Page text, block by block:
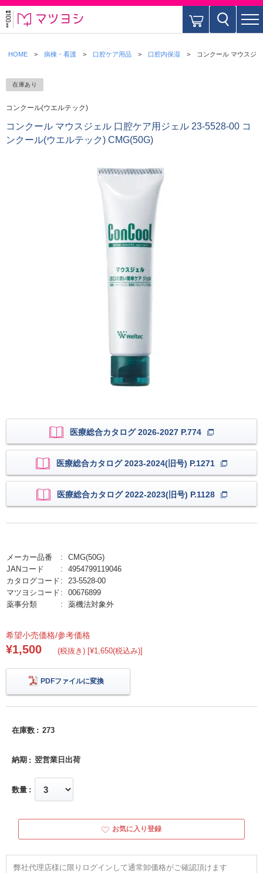
HOME 病棟・看護 口腔ケア用品 口腔内保湿 コンクール マウスジ
在庫あり
コンクール(ウエルテック)
コンクール マウスジェル 口腔ケア用ジェル 23-5528-00 コ
ンクール(ウエルテック) CMG(50G)
医療総合カタログ 2026-2027 P.774
医療総合カタログ 2023-2024(旧号) P.1271
医療総合カタログ 2022-2023(旧号) P.1128
メーカー品番
CMG(50G)
JANコード
4954799119046
カタログコード
23-5528-00
マツヨシコード
00676899
薬事分類
薬機法対象外
希望小売価格/参考価格
¥1,500 (税抜き) [¥1,650(税込み)]
PDFファイルに変換
在庫数 273
納期 翌営業日出荷
数量
お気に入り登録
弊社代理店様に限りログインして通常卸価格がご確認頂けます